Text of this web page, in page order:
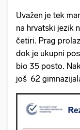
Uvažen je tek
na hrvatski jezik
četiri. Prag
dok je ukupni
bio 35 posto.
još 62